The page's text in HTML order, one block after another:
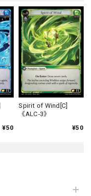
¥50
Spirit of Wind[C]
《ALC-3》
¥50